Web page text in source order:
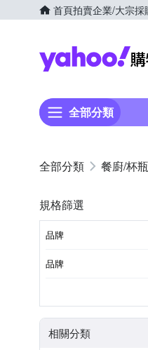
首頁拍賣企業/大宗採
全部分類
餐廚/杯
規格篩選
品牌
品牌
相關分類